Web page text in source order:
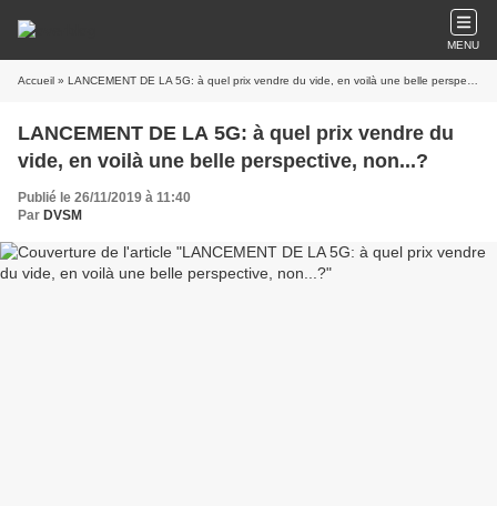
MENU
Accueil » LANCEMENT DE LA 5G: à quel prix vendre du vide, en voilà une belle perspective, non...?
LANCEMENT DE LA 5G: à quel prix vendre du
vide, en voilà une belle perspective, non...?
Publié le 26/11/2019 à 11:40
Par DVSM